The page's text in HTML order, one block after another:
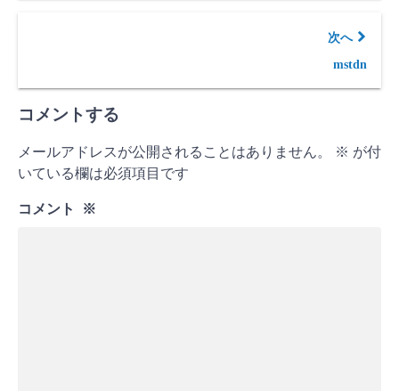
次へ
mstdn
コメントする
メールアドレスが公開されることはありません。 ※ が付
いている欄は必須項目です
コメント ※